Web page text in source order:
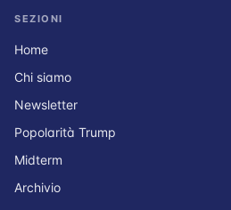
SEZIONI
Home
Chi siamo
Newsletter
Popolarità Trump
Midterm
Archivio